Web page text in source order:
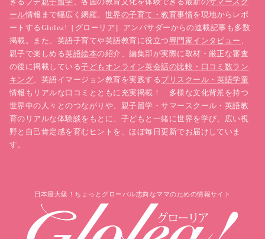
［おすすめ英語CD：8］七田式教材（しちだ）さ
わこの一日
ール情報まで幅広く網羅。 世界の子育て・教育事情を現地からレポ
ートするGlolea!［グローリア］アンバサダーからの連載記事も多数
掲載。また、英語子育てや英語教育に役立つ専門家インタビュー 、
親子で楽しめる英語絵本の紹介、編集部が実際に取材・厳正な審査
の後に掲載している子どもオンライン英会話の比較・口コミ数ラン
キング、英語イマージョン教育を実践するプリスクール・英語学童
情報もリアルな口コミとともに充実掲載！ 多様な文化背景を持つ
世界中の人々とのつながりや、親子留学・サマースクール・英語教
育のリアルな体験談をもとに、子どもと一緒に世界を学び、広い視
野と自己肯定感を育むヒントを、ほぼ毎日更新でお届けしていま
す。
日本最大級！ちょっとグローバル志向なママのための情報サイト